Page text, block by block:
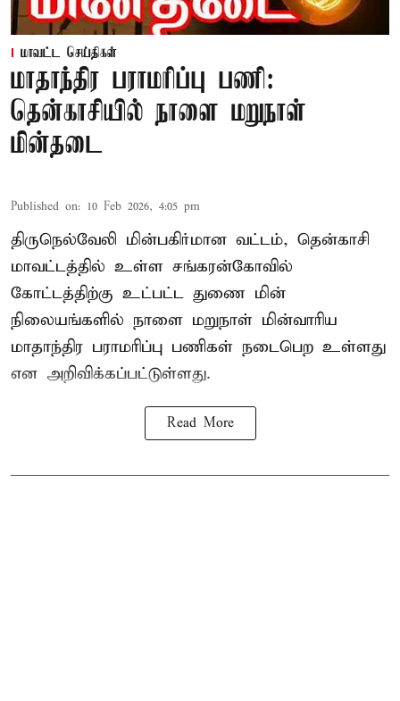
மாவட்ட செய்திகள்
மாதாந்திர பராமரிப்பு பணி:
தென்காசியில் நாளை மறுநாள்
மின்தடை
Published on: 10 Feb 2026, 4:05 pm
திருநெல்வேலி மின்பகிர்மான வட்டம், தென்காசி
மாவட்டத்தில் உள்ள சங்கரன்கோவில்
கோட்டத்திற்கு உட்பட்ட துணை மின்
நிலையங்களில் நாளை மறுநாள் மின்வாரிய
மாதாந்திர பராமரிப்பு பணிகள் நடைபெற உள்ளது
என அறிவிக்கப்பட்டுள்ளது.
Read More